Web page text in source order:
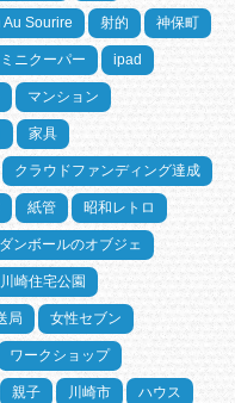
Au Sourire 射的 神保町
ミニクーパー ipad
マンション
家具
クラウドファンディング達成
紙管 昭和レトロ
ダンボールのオブジェ
川崎住宅公園
局 女性セブン
ワークショップ
親子 川崎市 ハウス